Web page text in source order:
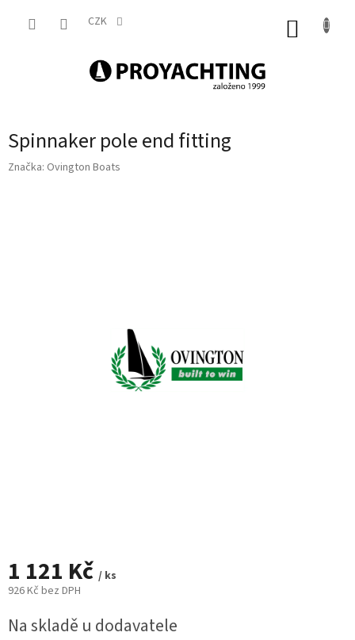
CZK
Spinnaker pole end fitting
Značka: Ovington Boats
1 121 Kč / ks
926 Kč bez DPH
cena:
Na skladě u dodavatele